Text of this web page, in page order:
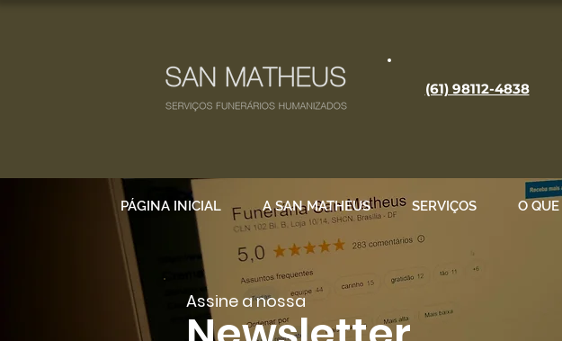
(61) 98112-4838
PÁGINA INICIAL A SAN MATHEUS SERVIÇOS O
Assine a nossa